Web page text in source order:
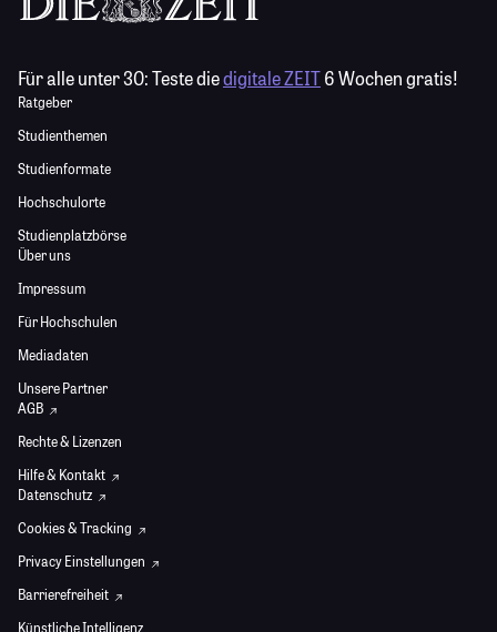
Für alle unter 30:Teste diedigitale ZEIT6 Wochen gratis!
Ratgeber
Studienthemen
Studienformate
Hochschulorte
Studienplatzbörse
Über uns
Impressum
Für Hochschulen
Mediadaten
Unsere Partner
AGB
Rechte & Lizenzen
Hilfe & Kontakt
Datenschutz
Cookies & Tracking
Privacy Einstellungen
Barrierefreiheit
Künstliche Intelligenz